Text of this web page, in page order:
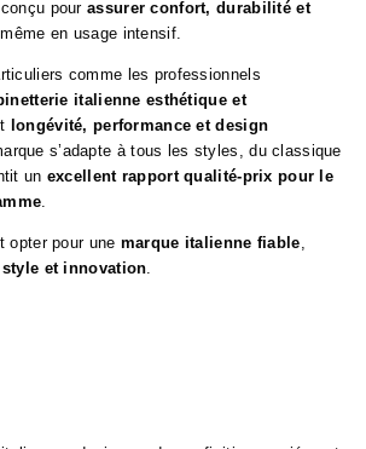
pourassurer confort, durabilité et
en usage intensif.
comme les professionnels
italienne esthétique et
longévité, performance et design
s’adapte à tous les styles, du classique
un excellent rapport qualité-prix pour le
.
opter pour une marque italienne fiable,
et innovation.